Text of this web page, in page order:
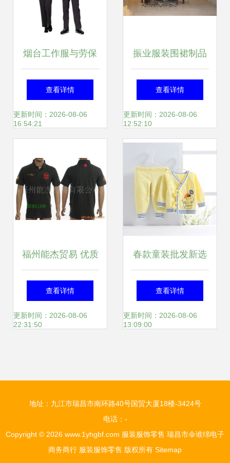
烟台工作服与劳保
用品 您身边的职业
守护者
查看详情
更新时间：2026-08-06
16:54:21
振业服装围裙制品
厂 深耕围裙制造，
赋能服装服饰零售
查看详情
更新时间：2026-08-06
12:52:10
福州能杰贸易 优质
运动服装产品推荐
清单
查看详情
更新时间：2026-08-06
22:31:50
春款童装批发新选
择 邵东县酷娃米服
饰用品厂的价格与
查看详情
更新时间：2026-08-06
13:09:00
地址：九江市瑞昌市南环路40号国贸大厦18楼-3424号
电话：-
Copyright © 2026 www.1yhgbf.com 服装服饰零售 瑞昌市伞谁绵电子
商务商行 服装服饰零售 版权所有 Sitemap